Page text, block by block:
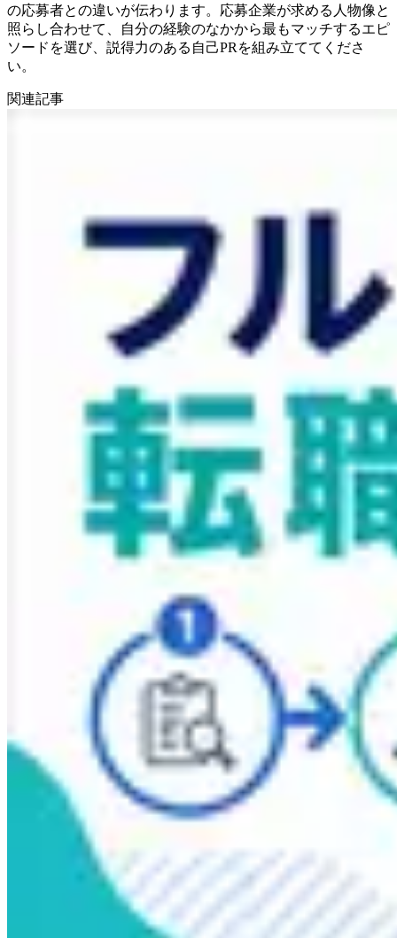
の応募者との違いが伝わります。応募企業が求める人物像と
照らし合わせて、自分の経験のなかから最もマッチするエピ
ソードを選び、説得力のある自己PRを組み立ててくださ
い。
関連記事